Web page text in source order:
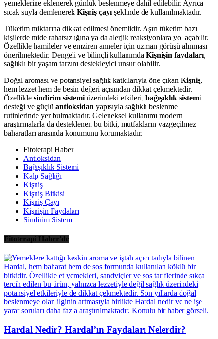
yemeklerine eklenerek günlük beslenmeye dahil edilebilir. Ayrıca
sıcak suyla demlenerek Kişniş çayı şeklinde de kullanılmaktadır.
Tüketim miktarına dikkat edilmesi önemlidir. Aşırı tüketim bazı
kişilerde mide rahatsızlığına ya da alerjik reaksiyonlara yol açabilir.
Özellikle hamileler ve emziren anneler için uzman görüşü alınması
önerilmektedir. Dengeli ve bilinçli kullanımda Kişnişin faydaları,
sağlıklı bir yaşam tarzını destekleyici unsur olabilir.
Doğal aroması ve potansiyel sağlık katkılarıyla öne çıkan Kişniş,
hem lezzet hem de besin değeri açısından dikkat çekmektedir.
Özellikle sindirim sistemi üzerindeki etkileri, bağışıklık sistemi
desteği ve güçlü antioksidan yapısıyla sağlıklı beslenme
rutinlerinde yer bulmaktadır. Geleneksel kullanımı modern
araştırmalarla da desteklenen bu bitki, mutfakların vazgeçilmez
baharatları arasında konumunu korumaktadır.
Fitoterapi Haber
Antioksidan
Bağışıklık Sistemi
Kalp Sağlığı
Kişniş
Kişniş Bitkisi
Kişniş Çayı
Kişnişin Faydaları
Sindirim Sistemi
Fitoterapi Haber'de
Hardal Nedir? Hardal’ın Faydaları Nelerdir?